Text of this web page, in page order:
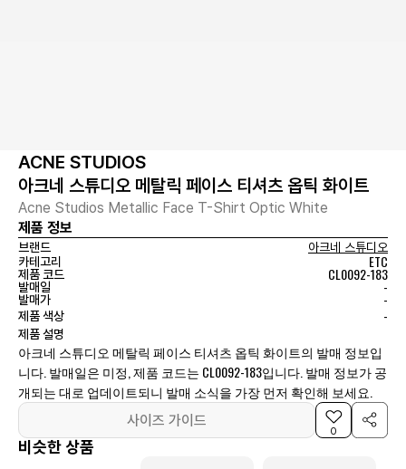
ACNE STUDIOS
아크네 스튜디오 메탈릭 페이스 티셔츠 옵틱 화이트
Acne Studios Metallic Face T-Shirt Optic White
제품 정보
브랜드
아크네 스튜디오
카테고리
ETC
제품 코드 CL0092-183
발매일 -
발매가 -
제품 색상 -
제품 설명
아크네 스튜디오 메탈릭 페이스 티셔츠 옵틱 화이트의 발매 정보입
니다. 발매일은 미정, 제품 코드는 CL0092-183입니다. 발매 정보가 공
개되는 대로 업데이트되니 발매 소식을 가장 먼저 확인해 보세요.
사이즈 가이드
0
비슷한 상품